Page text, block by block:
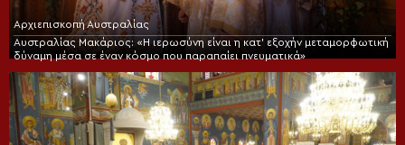
Αρχιεπισκοπή Αυστραλίας
Αυστραλίας Μακάριος: «Η ιερωσύνη είναι η κατ’ εξοχήν μεταμορφωτική
δύναμη μέσα σε έναν κόσμο που παραπαίει πνευματικά»